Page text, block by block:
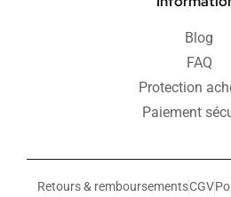
Blog
FAQ
Protection
Paiement
Retours & remboursementsCGV